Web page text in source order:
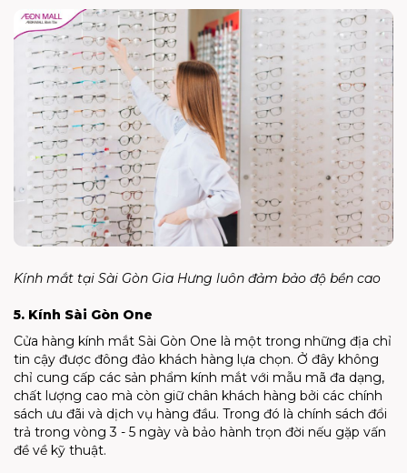
Kính mắt tại Sài Gòn Gia Hưng luôn đảm bảo độ bền cao
5. Kính Sài Gòn One
Cửa hàng kính mắt Sài Gòn One là một trong những địa chỉ
tin cậy được đông đảo khách hàng lựa chọn. Ở đây không
chỉ cung cấp các sản phẩm kính mắt với mẫu mã đa dạng,
chất lượng cao mà còn giữ chân khách hàng bởi các chính
sách ưu đãi và dịch vụ hàng đầu. Trong đó là chính sách đổi
trả trong vòng 3 - 5 ngày và bảo hành trọn đời nếu gặp vấn
đề về kỹ thuật.